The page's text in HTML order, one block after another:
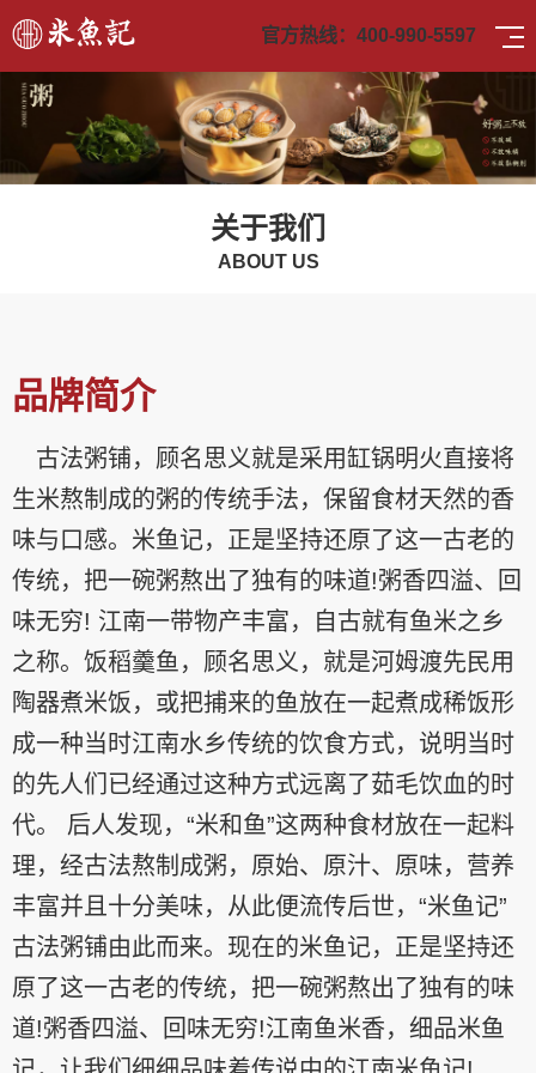
官方热线： 400-990-5597
关于我们
ABOUT US
品牌简介
古法粥铺，顾名思义就是采用缸锅明火直接将
生米熬制成的粥的传统手法，保留食材天然的香
味与口感。米鱼记，正是坚持还原了这一古老的
传统，把一碗粥熬出了独有的味道!粥香四溢、回
味无穷! 江南一带物产丰富，自古就有鱼米之乡
之称。饭稻羹鱼，顾名思义，就是河姆渡先民用
陶器煮米饭，或把捕来的鱼放在一起煮成稀饭形
成一种当时江南水乡传统的饮食方式，说明当时
的先人们已经通过这种方式远离了茹毛饮血的时
代。 后人发现，“米和鱼”这两种食材放在一起料
理，经古法熬制成粥，原始、原汁、原味，营养
丰富并且十分美味，从此便流传后世，“米鱼记”
古法粥铺由此而来。现在的米鱼记，正是坚持还
原了这一古老的传统，把一碗粥熬出了独有的味
道!粥香四溢、回味无穷!江南鱼米香，细品米鱼